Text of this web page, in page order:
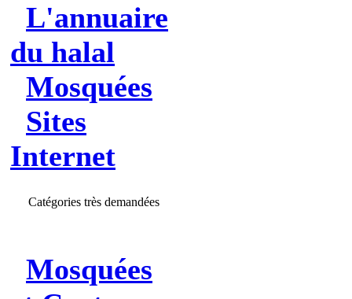
L'annuaire
du halal
Mosquées
Sites
Internet
Catégories très demandées
Mosquées